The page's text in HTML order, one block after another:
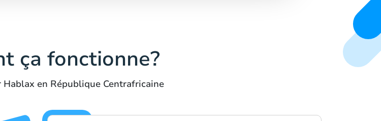
ça fonctionne?
en République Centrafricaine